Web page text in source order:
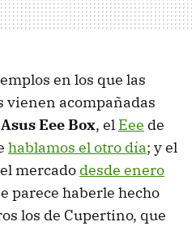
en los que las
acompañadas
Asus Eee Box, el Eee de
hablamos el otro día; y el
mercado desde enero
parece haberle hecho
los de Cupertino, que